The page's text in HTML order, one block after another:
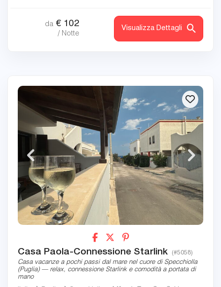
da € 102
/ Notte
Visualizza Dettagli
Casa Paola-Connessione Starlink (#5058)
Casa vacanze a pochi passi dal mare nel cuore di Specchiolla
(Puglia) — relax, connessione Starlink e comodità a portata di
mano